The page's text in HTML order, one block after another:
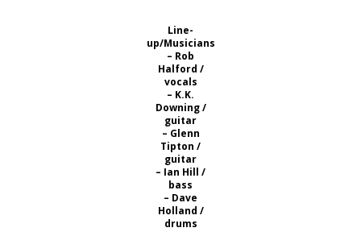
Line-
up/Musicians
– Rob
Halford /
vocals
– K.K.
Downing /
guitar
– Glenn
Tipton /
guitar
– Ian Hill /
bass
– Dave
Holland /
drums